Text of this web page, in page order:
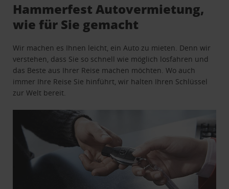
Hammerfest Autovermietung,
wie für Sie gemacht
Wir machen es Ihnen leicht, ein Auto zu mieten. Denn wir
verstehen, dass Sie so schnell wie möglich losfahren und
das Beste aus Ihrer Reise machen möchten. Wo auch
immer Ihre Reise Sie hinführt, wir halten Ihren Schlüssel
zur Welt bereit.